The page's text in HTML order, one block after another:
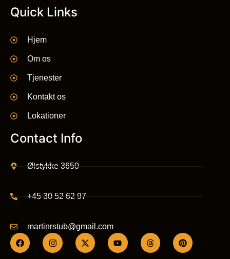
Quick Links
Hjem
Om os
Tjenester
Kontakt os
Lokationer
Contact Info
Ølstykke 3650
+45 30 52 62 97
martinrstub@gmail.com